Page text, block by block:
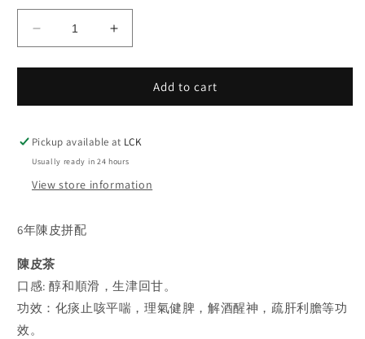
Decrease
quantity
for
皮
Tangerine-
Peel
Tea
Increase
quantity
for
皮
Tangerine-
Peel
Tea
Add to cart
Pickup available at LCK
Usually ready in 24 hours
View store information
6年陳皮拼配
陳皮茶
口感: 醇和順滑，生津回甘。
功效：化痰止咳平喘，理氣健脾，解酒醒神，疏肝利膽等功
效。